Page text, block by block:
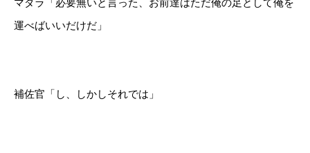
マダラ「必要無いと言った、お前達はただ俺の足として俺を
運べばいいだけだ」
補佐官「し、しかしそれでは」